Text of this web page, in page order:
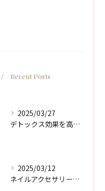
Recent Posts
2025/03/27
デトックス効果を高めるホルミシスリンパエステ
2025/03/12
ネイルアクセサリーの魅力と選び方